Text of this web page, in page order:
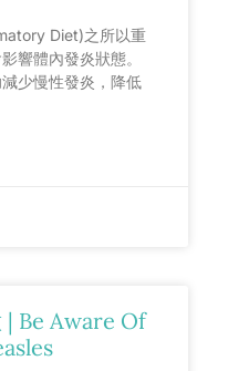
Diet)之所以重
響體內發炎狀態。
少慢性發炎，降低
| Be Aware Of